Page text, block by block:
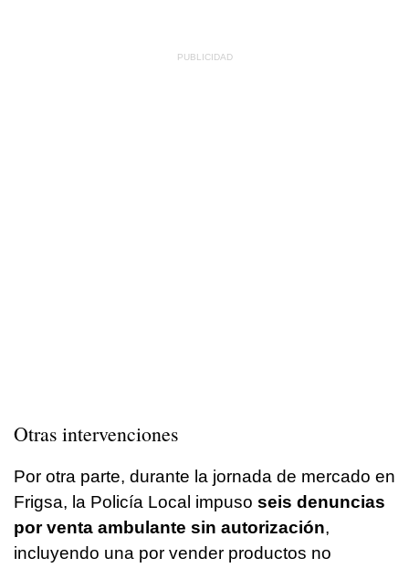
Otras intervenciones
Por otra parte, durante la jornada de mercado en
Frigsa, la Policía Local impuso seis denuncias
por venta ambulante sin autorización,
incluyendo una por vender productos no